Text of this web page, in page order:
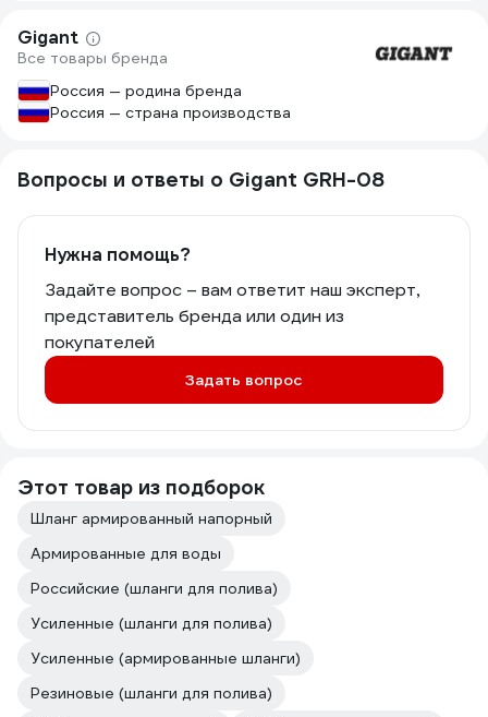
Посмотрим как будет работать на
второй сезон.
Gigant
Все товары бренда
Россия — родина бренда
Россия — страна производства
Вопросы и ответы о Gigant GRH-08
Нужна помощь?
Задайте вопрос – вам ответит наш эксперт,
представитель бренда или один из
покупателей
Задать вопрос
Этот товар из подборок
Шланг армированный напорный
Армированные для воды
Российские (шланги для полива)
Усиленные (шланги для полива)
Усиленные (армированные шланги)
Резиновые (шланги для полива)